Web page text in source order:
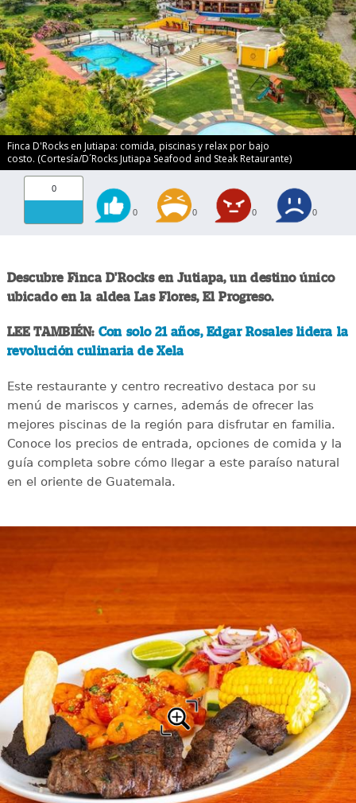
Finca D'Rocks en Jutiapa: comida, piscinas y relax por bajo
costo. (Cortesía/D´Rocks Jutiapa Seafood and Steak Retaurante)
0
0 0 0 0
Descubre Finca D'Rocks en Jutiapa, un destino único
ubicado en la aldea Las Flores, El Progreso.
LEE TAMBIÉN: Con solo 21 años, Edgar Rosales lidera la
revolución culinaria de Xela
Este restaurante y centro recreativo destaca por su
menú de mariscos y carnes, además de ofrecer las
mejores piscinas de la región para disfrutar en familia.
Conoce los precios de entrada, opciones de comida y la
guía completa sobre cómo llegar a este paraíso natural
en el oriente de Guatemala.